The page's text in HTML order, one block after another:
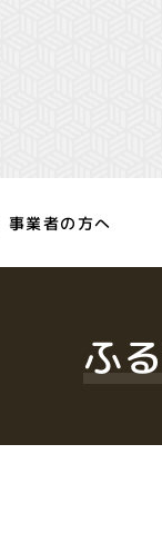
事業者の方へ
ふ